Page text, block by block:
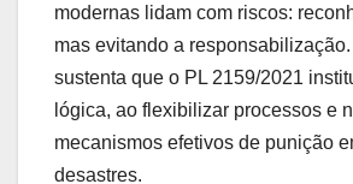
modernas lidam com riscos:
mas evitando a responsabilização.
sustenta que o PL 2159/2021
lógica, ao flexibilizar processos e
mecanismos efetivos de punição
desastres.